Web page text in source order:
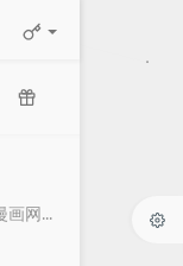
章[原创]mangabz漫画网爬取